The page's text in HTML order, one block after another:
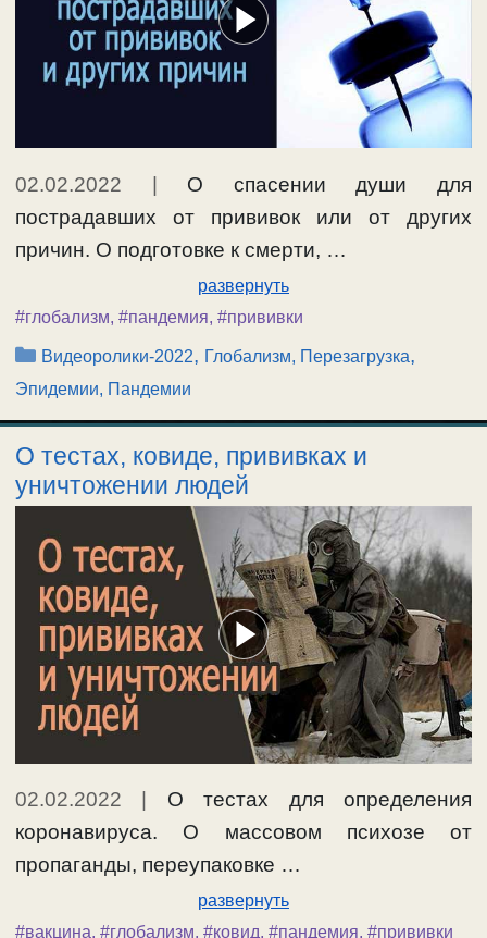
02.02.2022 | О спасении души для
пострадавших от прививок или от других
причин. О подготовке к смерти, …
развернуть
#глобализм, #пандемия, #прививки
Рубрики
Видеоролики-2022, Глобализм, Перезагрузка,
Эпидемии, Пандемии
О тестах, ковиде, прививках и
уничтожении людей
02.02.2022
О тестах для определения
коронавируса. О массовом психозе от
пропаганды, переупаковке …
развернуть
#вакцина, #глобализм, #ковид, #пандемия, #прививки